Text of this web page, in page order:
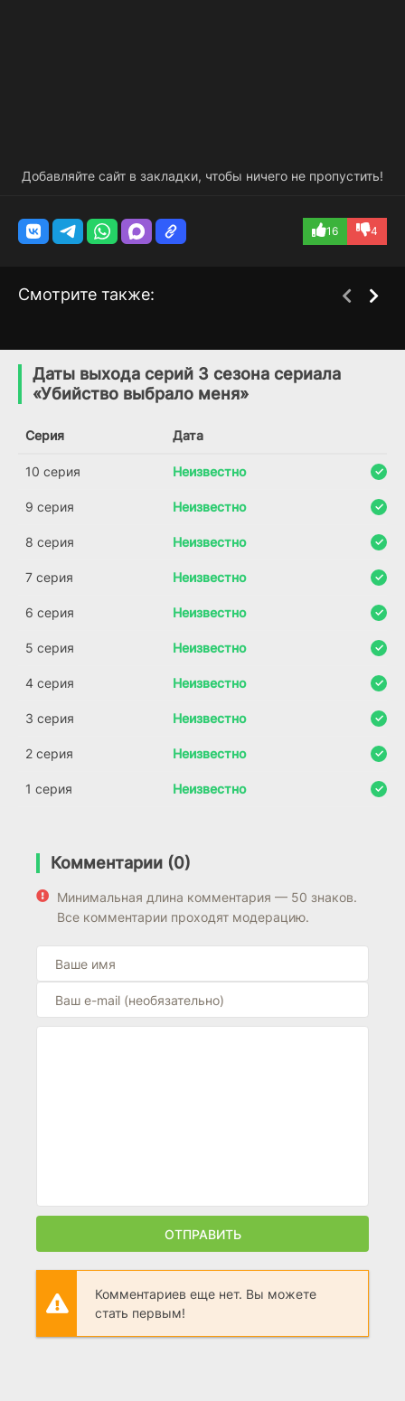
Добавляйте сайт в закладки, чтобы ничего не пропустить!
16 4
Смотрите также:
(2011)
Даты выхода серий 3 сезона сериала
«Убийство выбрало меня»
Серия Дата
10 серия Неизвестно
9 серия Неизвестно
8 серия Неизвестно
7 серия Неизвестно
6 серия Неизвестно
5 серия Неизвестно
4 серия Неизвестно
3 серия Неизвестно
2 серия Неизвестно
1 серия Неизвестно
Комментарии (0)
Минимальная длина комментария — 50 знаков.
Все комментарии проходят модерацию.
ОТПРАВИТЬ
Комментариев еще нет. Вы можете
стать первым!